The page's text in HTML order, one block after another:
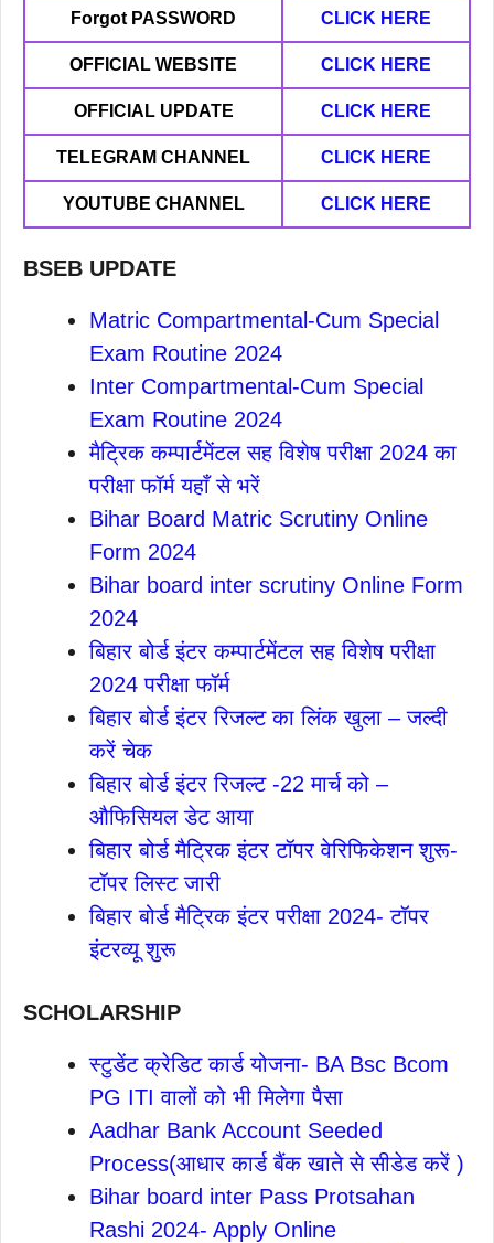
Forgot PASSWORD CLICK HERE
OFFICIAL WEBSITE CLICK HERE
OFFICIAL UPDATE CLICK HERE
TELEGRAM CHANNEL CLICK HERE
YOUTUBE CHANNEL CLICK HERE
BSEB UPDATE
Matric Compartmental-Cum Special
Exam Routine 2024
Inter Compartmental-Cum Special
Exam Routine 2024
मैट्रिक कम्पार्टमेंटल सह विशेष परीक्षा 2024 का
परीक्षा फॉर्म यहाँ से भरें
Bihar Board Matric Scrutiny Online
Form 2024
Bihar board inter scrutiny Online Form
2024
बिहार बोर्ड इंटर कम्पार्टमेंटल सह विशेष परीक्षा
2024 परीक्षा फॉर्म
बिहार बोर्ड इंटर रिजल्ट का लिंक खुला – जल्दी
करें चेक
बिहार बोर्ड इंटर रिजल्ट -22 मार्च को –
औफिसियल डेट आया
बिहार बोर्ड मैट्रिक इंटर टॉपर वेरिफिकेशन शुरू-
टॉपर लिस्ट जारी
बिहार बोर्ड मैट्रिक इंटर परीक्षा 2024- टॉपर
इंटरव्यू शुरू
SCHOLARSHIP
स्टुडेंट क्रेडिट कार्ड योजना- BA Bsc Bcom
PG ITI वालों को भी मिलेगा पैसा
Aadhar Bank Account Seeded
Process(आधार कार्ड बैंक खाते से सीडेड करें )
Bihar board inter Pass Protsahan
Rashi 2024- Apply Online